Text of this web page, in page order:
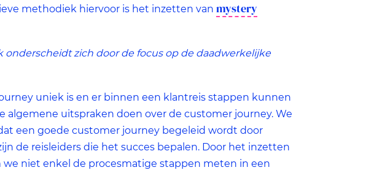
methodiek hiervoor is het inzetten vanmystery
onderscheidt zich door de focus op de daadwerkelijke
uniek is en er binnen een klantreis stappen kunnen
algemene uitspraken doen over de customer journey. We
een goede customer journey begeleid wordt door
de reisleiders die het succes bepalen. Door het inzetten
niet enkel de procesmatige stappen meten in een